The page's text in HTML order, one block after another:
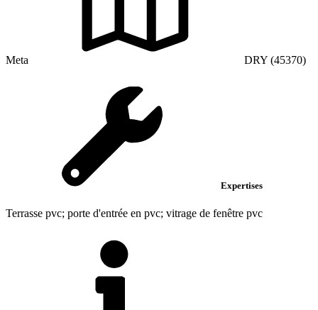
Meta DRY (45370)
Expertises
Terrasse pvc; porte d'entrée en pvc; vitrage de fenêtre pvc